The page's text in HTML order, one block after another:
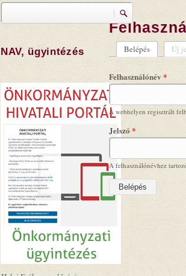
Keresés
NAV, ügyintézés Belépés (aktív fül)
Új
Felhasználónév *
A webhelyen regisztrált
Jelszó *
A felhasználónévhez